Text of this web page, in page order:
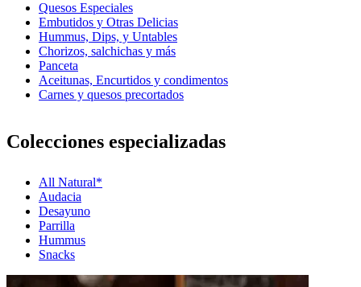
Quesos Especiales
Embutidos y Otras Delicias
Hummus, Dips, y Untables
Chorizos, salchichas y más
Panceta
Aceitunas, Encurtidos y condimentos
Carnes y quesos precortados
Colecciones especializadas
All Natural*
Audacia
Desayuno
Parrilla
Hummus
Snacks